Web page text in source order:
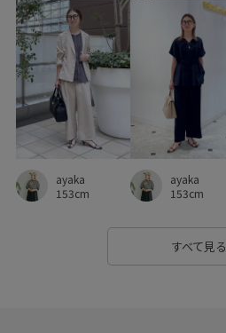
ayaka
153cm
ayaka
153cm
すべて見る